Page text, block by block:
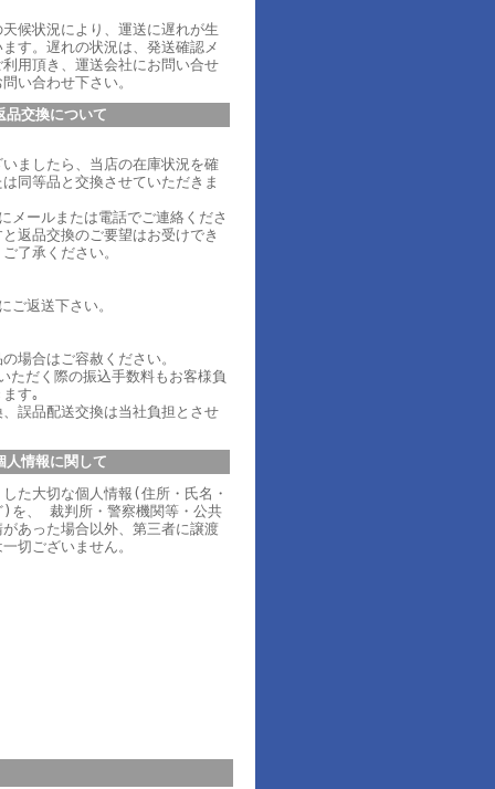
候状況により、運送に遅れが生
す。遅れの状況は、発送確認メ
用頂き、運送会社にお問い合せ
い合わせ下さい。
品交換について
ましたら、当店の在庫状況を確
同等品と交換させていただきま
メールまたは電話でご連絡くださ
返品交換のご要望はお受けでき
了承ください。
ご返送下さい。
場合はご容赦ください。
ただく際の振込手数料もお客様負
す｡
誤品配送交換は当社負担とさせ
人情報に関して
た大切な個人情報(住所・氏名・
)を、 裁判所・警察機関等・公共
あった場合以外、第三者に譲渡
切ございません。